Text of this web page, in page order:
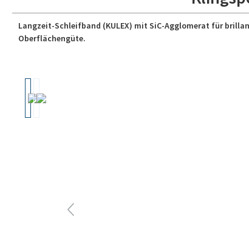
Langzeit-Schleifband (KULEX) mit SiC-Agglomerat für
Oberflächengüte.